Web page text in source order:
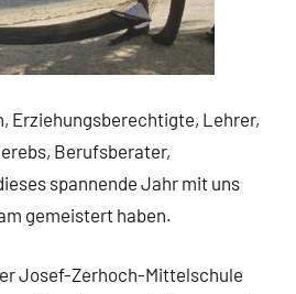
Erziehungsberechtigte, Lehrer,
Berufsberater,
spannende Jahr mit uns
gemeistert haben.
Josef-Zerhoch-Mittelschule